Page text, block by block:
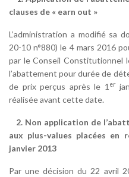
clauses de « earn out »
L’administration a modifié sa
20-10 n°880) le 4 mars 2016
par le Conseil Constitutionnel
l’abattement pour durée de
de prix perçus après le 1 er
réalisée avant cette date.
2. Non application de
aux plus-values placées en
janvier 2013
Par une décision du 22 avril